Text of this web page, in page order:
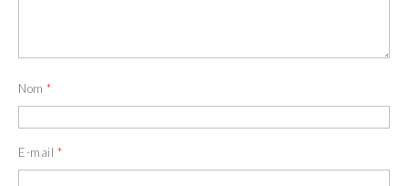
Nom *
E-mail *